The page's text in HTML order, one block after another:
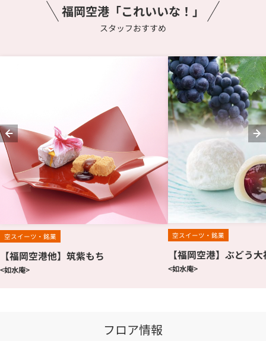
福岡空港「これいいな！」
スタッフおすすめ
空スイーツ・銘菓
【福岡空港他】筑紫もち
<如水庵>
空スイーツ・銘菓
【福岡空港】ぶどう大
<如水庵>
フロア情報